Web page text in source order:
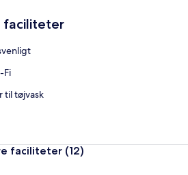
faciliteter
Fi
til tøjvask
faciliteter (12)